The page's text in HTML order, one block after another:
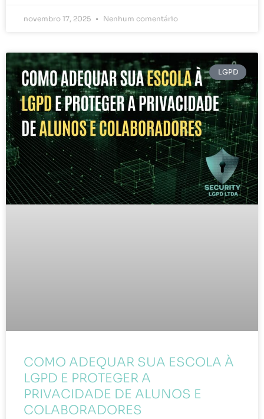
novembro 17, 2025 Nenhum comentário
LGPD
COMO ADEQUAR SUA ESCOLA À
LGPD E PROTEGER A
PRIVACIDADE DE ALUNOS E
COLABORADORES